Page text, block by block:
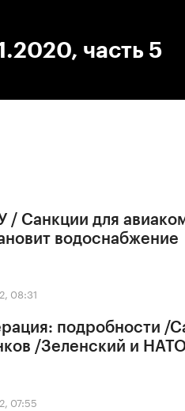
часть 5
/ Санкции для
водоснабжение
08:31
подробности /
/Зеленский и
07:55